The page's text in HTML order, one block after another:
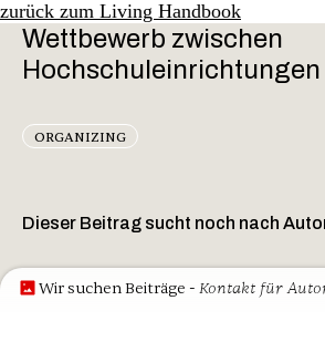
zurück zum Living Handbook
Wettbewerb zwischen
Hochschuleinrichtungen
ORGANIZING
Dieser Beitrag sucht noch nach
Wir suchen Beiträge - Kontakt für